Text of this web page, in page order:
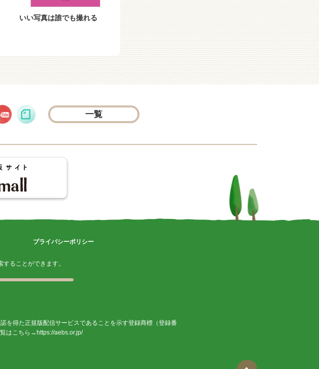
いい写真は誰でも撮れる
一覧
プライバシーポリシー
ることができます。
を得た正規版配信サービスであることを示す登録商標（登録番
はこちら→ https://aebs.or.jp/